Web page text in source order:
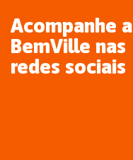
Acompanhe a
BemVille nas
redes sociais